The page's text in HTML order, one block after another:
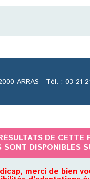
ARRAS - Tél. : 03 21
DE CETTE
SONT DISPONIBLES
merci de bien